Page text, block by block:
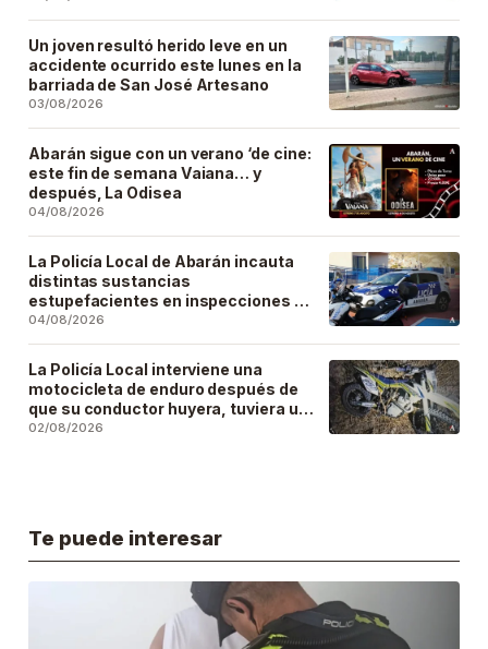
Un joven resultó herido leve en un
accidente ocurrido este lunes en la
barriada de San José Artesano
03/08/2026
Abarán sigue con un verano ‘de cine:
este fin de semana Vaiana… y
después, La Odisea
04/08/2026
La Policía Local de Abarán incauta
distintas sustancias
estupefacientes en inspecciones a
locales públicos del municipio
04/08/2026
La Policía Local interviene una
motocicleta de enduro después de
que su conductor huyera, tuviera un
accidente y la abandonara
02/08/2026
Te puede interesar